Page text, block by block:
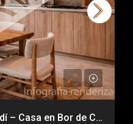
A 10 min del túnel del Cadí – Casa en Bor de Cerdanya